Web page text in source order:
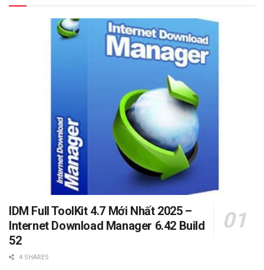
IDM Full ToolKit 4.7 Mới Nhất 2025 –
Internet Download Manager 6.42 Build
52
4 SHARES